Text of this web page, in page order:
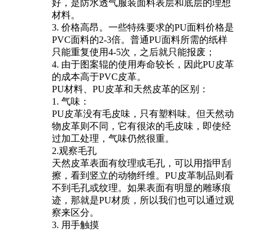
好，是防水透气服装面料表层和底层的理想
材料。
3. 价格高昂。一些特殊要求的PU面料价格是
PVC面料的2-3倍。普通PU面料所需的纸样
只能重复使用4-5次，之后就只能报废；
4. 由于图案辊的使用寿命较长，因此PU皮革
的成本高于PVC皮革。
PU材料、PU皮革和天然皮革的区别：
1. 气味：
PU皮革没有毛皮味，只有塑料味。但天然动
物皮革则不同，它有很浓的毛皮味，即使经
过加工处理，气味仍然很重。
2.观察毛孔
天然皮革表面有纹理或毛孔，可以用指甲刮
擦，看到竖立的动物纤维。PU皮革制品则看
不到毛孔或纹理。如果表面有明显的雕琢痕
迹，那就是PU材质，所以我们也可以通过观
察来区分。
3. 用手触摸